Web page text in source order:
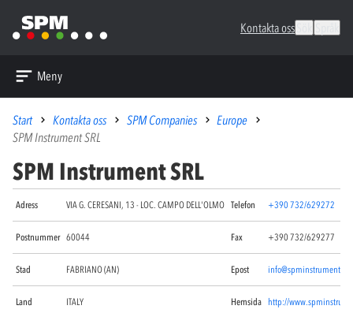
Kontakta oss
Meny
Start Kontakta oss SPM Companies
Europe
SPM Instrument SRL
SPM Instrument SRL
Adress VIA G. CERESANI, 13 - LOC. CAMPO DELL'OLMO Telefon +390 732/629272
Postnummer 60044 Fax +390 732/629277
Stad FABRIANO (AN) Epost info@spminstrument.it
Land ITALY Hemsida http://